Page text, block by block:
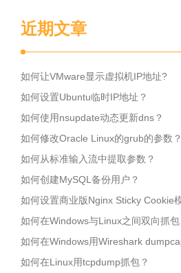
近期文章
如何让VMware显示虚拟机IP地址?
如何设置Ubuntu临时IP地址？
如何使用nsupdate动态更新dns？
如何修改Oracle Linux的grub的参数？
如何从标准输入流中提取参数？
如何创建MySQL备份用户？
如何设置商业版Nginx Sticky Cookie
如何在Windows与Linux之间双向抓包
如何在Windows用Wireshark
如何在Linux用tcpdump抓包？